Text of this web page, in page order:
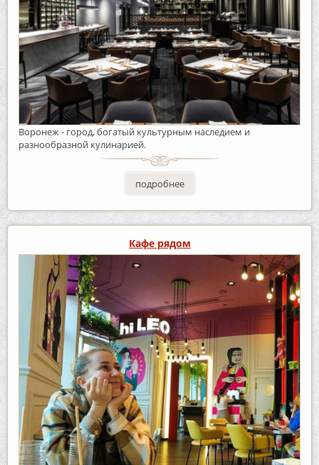
Воронеж - город, богатый культурным наследием и
разнообразной кулинарией.
подробнее
Кафе рядом